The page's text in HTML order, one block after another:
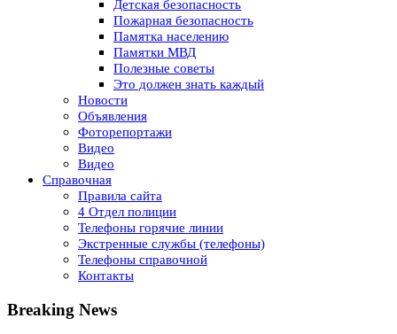
Детская безопасность
Пожарная безопасность
Памятка населению
Памятки МВД
Полезные советы
Это должен знать каждый
Новости
Объявления
Фоторепортажи
Видео
Видео
Справочная
Правила сайта
4 Отдел полиции
Телефоны горячие линии
Экстренные службы (телефоны)
Телефоны справочной
Контакты
Breaking News